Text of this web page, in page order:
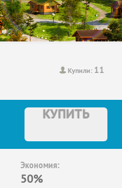
Купили: 11
КУПИТЬ
Экономия:
50%